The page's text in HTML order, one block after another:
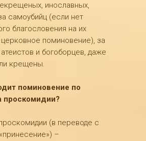
инославных,
самоубийц (если нет
благословения на их
поминовение), за
и богоборцев, даже
крещены.
поминовение по
проскомидии?
(в переводе с
–